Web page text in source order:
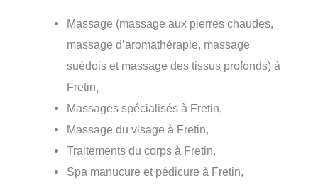
Massage (massage aux pierres chaudes,
massage d’aromathérapie, massage
suédois et massage des tissus profonds) à
Fretin,
Massages spécialisés à Fretin,
Massage du visage à Fretin,
Traitements du corps à Fretin,
Spa manucure et pédicure à Fretin,